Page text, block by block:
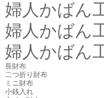
婦人かばん
婦人かばん
婦人かばん
長財布
二つ折り財布
ミニ財布
小銭入れ